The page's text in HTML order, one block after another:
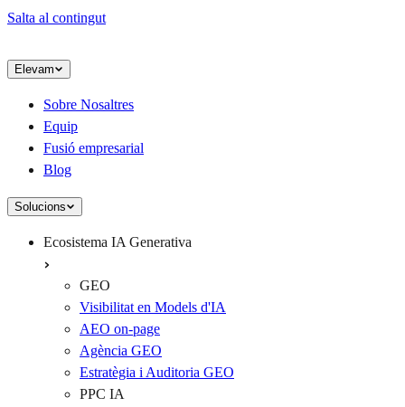
Salta al contingut
Elevam
Sobre Nosaltres
Equip
Fusió empresarial
Blog
Solucions
Ecosistema IA Generativa
GEO
Visibilitat en Models d'IA
AEO on-page
Agència GEO
Estratègia i Auditoria GEO
PPC IA